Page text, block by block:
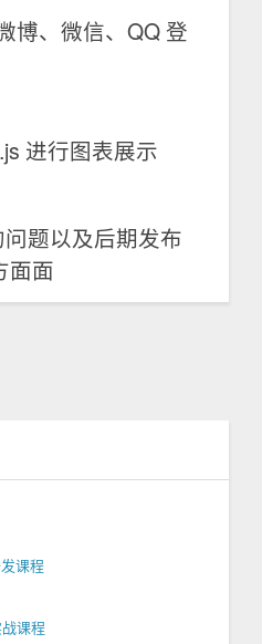
博、微信、QQ 登
进行图表展示
题以及后期发布
面面